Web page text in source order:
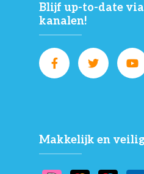
Blijf up-to-date via
kanalen!
Makkelijk en